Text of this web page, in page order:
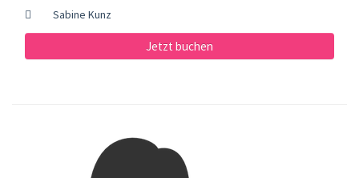
Sabine Kunz
Jetzt buchen